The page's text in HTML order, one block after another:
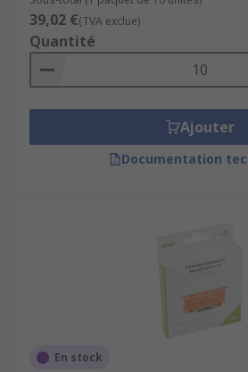
39,02 €(TVA exclue)
Quantité
Ajouter
Documentation
En stock